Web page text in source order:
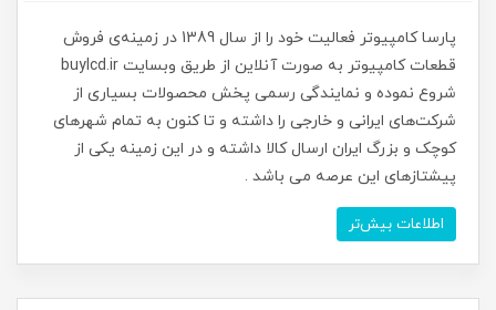
پارسا کامپیوتر فعالیت خود را از سال 1389 در زمینه‌ی فروش
قطعات کامپیوتر به صورت آنلاین از طریق وبسایت buylcd.ir
شروع نموده و نمایندگی رسمی پخش محصولات بسیاری از
شرکت‌های ایرانی و خارجی را داشته و تا کنون به تمام شهرهای
کوچک و بزرگ ایران ارسال کالا داشته و در این زمینه یکی از
پیشتازهای این عرصه می باشد .
اطلاعات بیش‌تر